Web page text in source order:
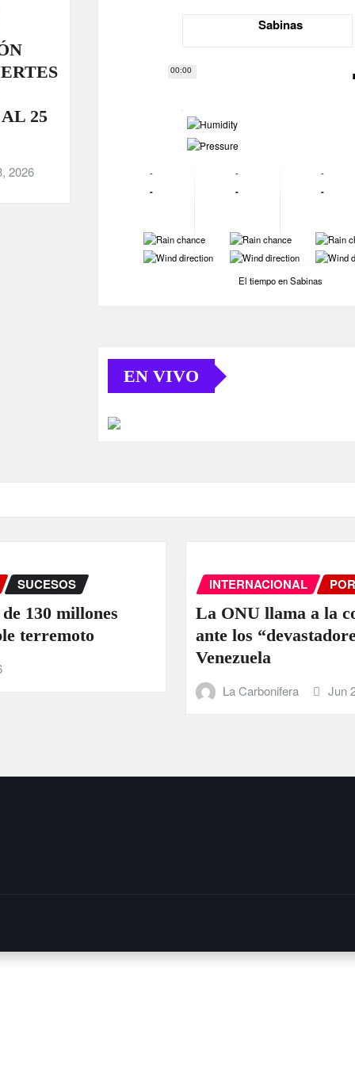
25
2026
00:00
Sabinas
-
-
-
-
-
-
-
-
-
-
-
-
-
-
El tiempo en Sabinas
EN VIVO
INTERNACIONAL PORTADA
La ONU llama a la colaboración
ante los “devastadores”
La Carbonifera Jun 25, 2026